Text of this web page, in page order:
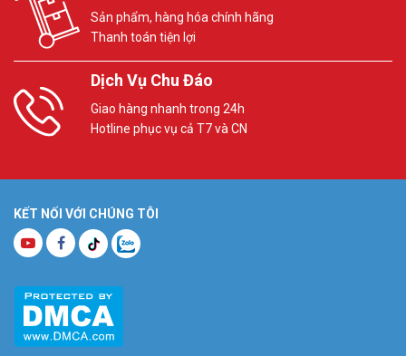
Sản phẩm, hàng hóa chính hãng
Thanh toán tiện lợi
Dịch Vụ Chu Đáo
Giao hàng nhanh trong 24h
Hotline phục vụ cả T7 và CN
KẾT NỐI VỚI CHÚNG TÔI